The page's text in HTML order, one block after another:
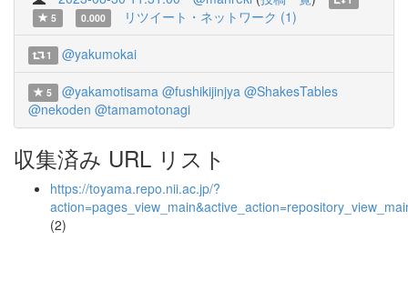
5
0.000 リツイート・ネットワーク (1)
1 @yakumokai
5 @yakamotisama @fushikijinjya @ShakesTables
@nekoden @tamamotonagi
収集済み URL リスト
https://toyama.repo.nii.ac.jp/?
(2)